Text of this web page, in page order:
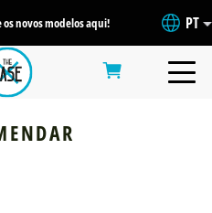
os novos modelos aqui! PT